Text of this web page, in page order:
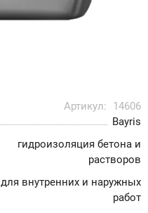
Артикул:
14606
Bayris
гидроизоляция бетона и
растворов
для внутренних и наружных
работ